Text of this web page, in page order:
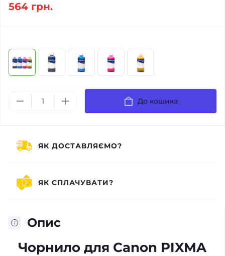
564 грн.
До кошика
Опис
Чорнило для Canon PIXMA
ЯК ДОСТАВЛЯЄМО?
ЯК СПЛАЧУВАТИ?